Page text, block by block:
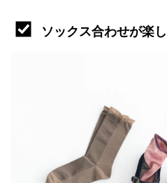
ソックス合わせが楽